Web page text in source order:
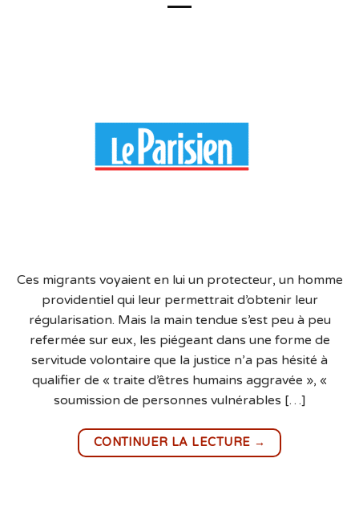
Ces migrants voyaient en lui un protecteur, un homme
providentiel qui leur permettrait d’obtenir leur
régularisation. Mais la main tendue s’est peu à peu
refermée sur eux, les piégeant dans une forme de
servitude volontaire que la justice n’a pas hésité à
qualifier de « traite d’êtres humains aggravée », «
soumission de personnes vulnérables […]
CONTINUER LA LECTURE →